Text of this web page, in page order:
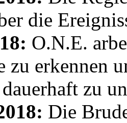
die
O.N.E.
zu erkennen
zu
Die